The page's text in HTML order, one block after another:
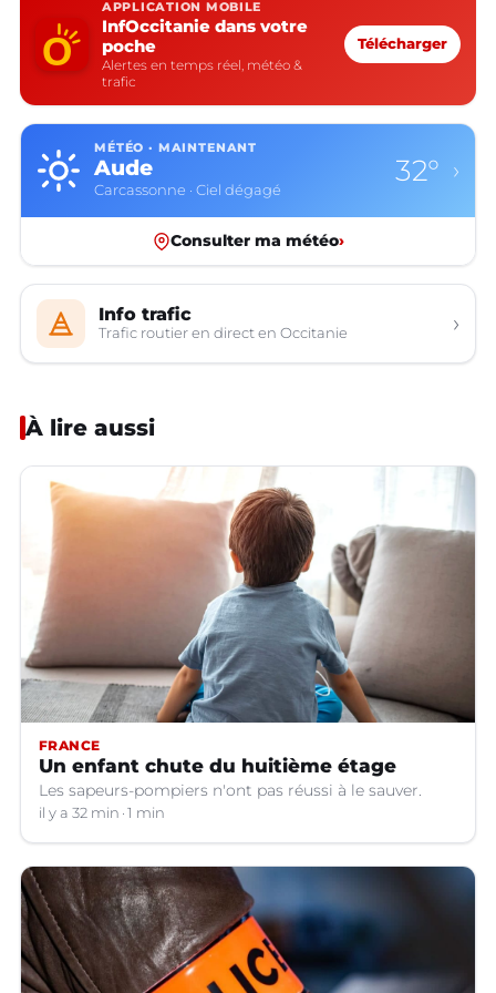
APPLICATION MOBILE
InfOccitanie dans votre
poche
Alertes en temps réel, météo &
trafic
Télécharger
MÉTÉO · MAINTENANT
Aude
Carcassonne · Ciel dégagé
32° ›
Consulter ma météo›
Info trafic
Trafic routier en direct en Occitanie ›
À lire aussi
FRANCE
Un enfant chute du huitième étage
Les sapeurs-pompiers n'ont pas réussi à le sauver.
il y a 32 min 1 min